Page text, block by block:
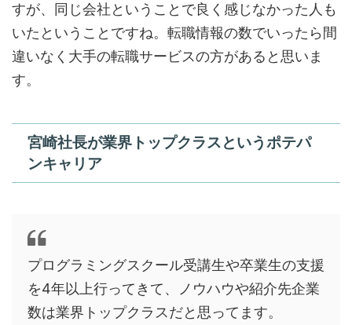
すが、同じ会社ということで良く感じなかった人も
いたということですね。転職情報の数でいったら間
違いなく大手の転職サービスの方があると思いま
す。
宮崎社長が業界トップクラスというポテパ
ンキャリア
プログラミングスクール受講生や卒業生の支援
を4年以上行ってきて、ノウハウや紹介先企業
数は業界トップクラスだと思ってます。